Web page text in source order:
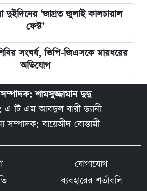
‘জাগ্রত জুলাই কালচারাল
ফেস্ট’
সংঘর্ষ, ভিপি-জিএসকে মারধরের
অভিযোগ
সম্পাদক: শামসুজ্জামান দুদু
এ টি এম আবদুল বারী ড্যানী
সম্পাদক: বায়েজীদ বোস্তামী
যোগাযোগ
ব্যবহারের শর্তাবলি